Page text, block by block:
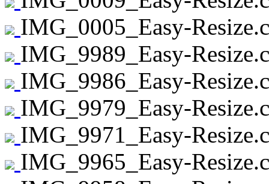
IMG_0005_Easy-
IMG_9989_Easy-
IMG_9986_Easy-
IMG_9979_Easy-
IMG_9971_Easy-
IMG_9965_Easy-